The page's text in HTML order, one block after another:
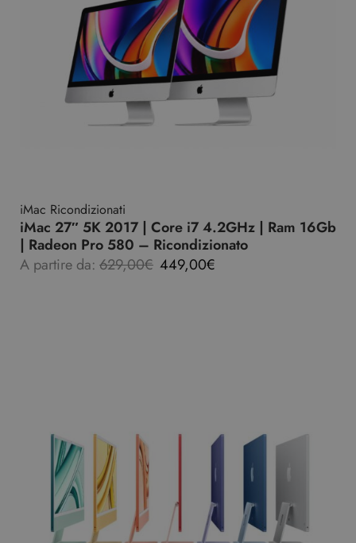
iMac Ricondizionati
iMac 27″ 5K 2017 | Core i7 4.2GHz | Ram 16Gb
| Radeon Pro 580 – Ricondizionato
A partire da: 629,00€ 449,00€